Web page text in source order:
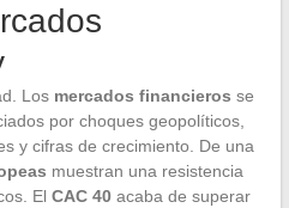
Los mercados financieros se
por choques geopolíticos,
y cifras de crecimiento. De una
muestran una resistencia
El CAC 40acaba de superar